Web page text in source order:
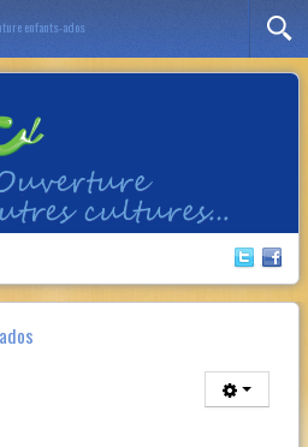
enfants-ados